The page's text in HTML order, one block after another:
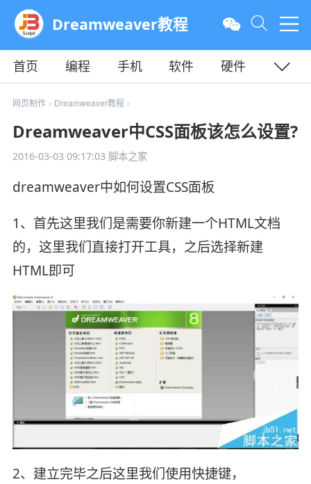
Dreamweaver教程
首页 编程 手机 软件
硬件
教程
平面 服务器
网页制作> Dreamweaver教程 >
Dreamweaver中CSS面板该怎么设置?
2016-03-03 09:17:03脚本之家
dreamweaver中如何设置CSS面板
1、首先这里我们是需要你新建一个HTML文档
的，这里我们直接打开工具，之后选择新建
HTML即可
2、建立完毕之后这里我们使用快捷键，